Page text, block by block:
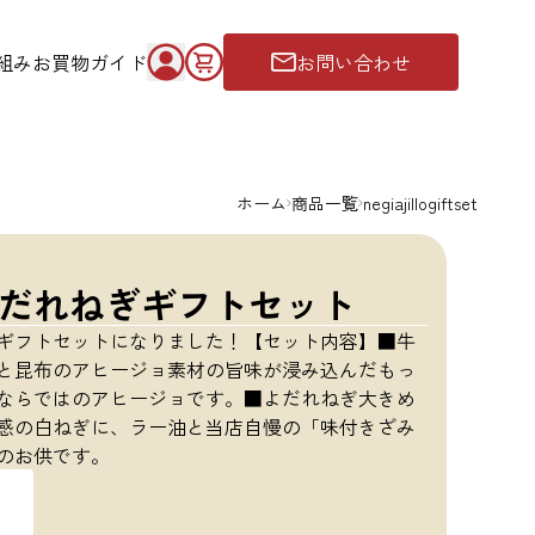
みお買物ガイド お問い合わせ
ホーム 商品一覧 negiajillogiftset
れねぎギフトセット
フトセットになりました！【セット内容】■牛
布のアヒージョ素材の旨味が浸み込んだもっ
らではのアヒージョです。■よだれねぎ大きめ
の白ねぎに、ラー油と当店自慢の「味付きざみ
供です。